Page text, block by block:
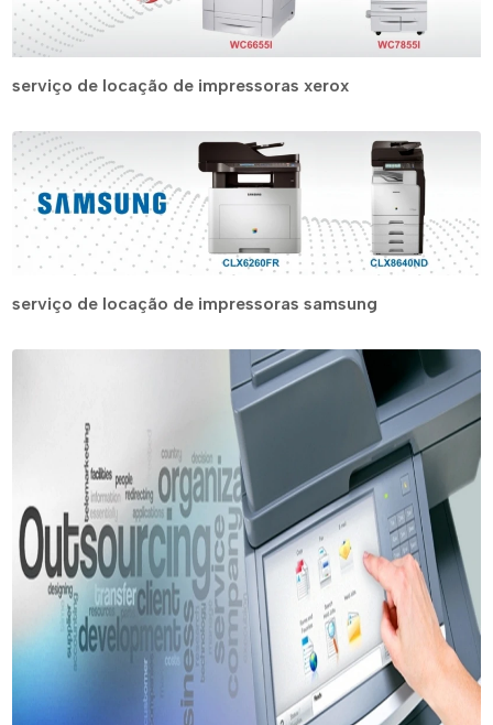
serviço de locação de impressoras xerox
serviço de locação de impressoras samsung